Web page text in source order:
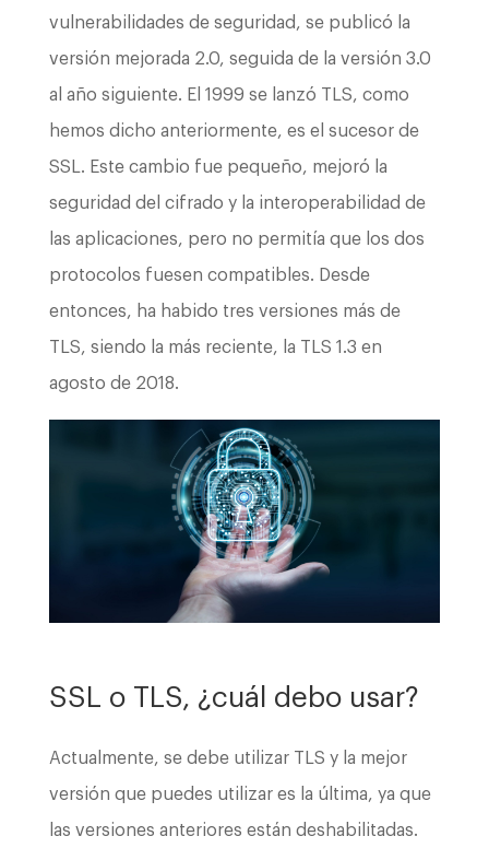
vulnerabilidades de seguridad, se publicó la
versión mejorada 2.0, seguida de la versión 3.0
al año siguiente. El 1999 se lanzó TLS, como
hemos dicho anteriormente, es el sucesor de
SSL. Este cambio fue pequeño, mejoró la
seguridad del cifrado y la interoperabilidad de
las aplicaciones, pero no permitía que los dos
protocolos fuesen compatibles. Desde
entonces, ha habido tres versiones más de
TLS, siendo la más reciente, la TLS 1.3 en
agosto de 2018.
SSL o TLS, ¿cuál debo usar?
Actualmente, se debe utilizar TLS y la mejor
versión que puedes utilizar es la última, ya que
las versiones anteriores están deshabilitadas.